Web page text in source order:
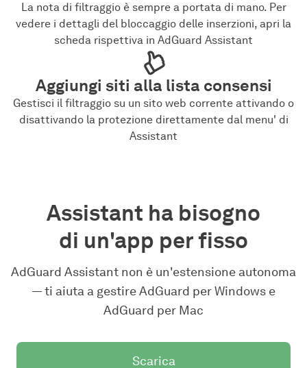
La nota di filtraggio è sempre a portata di mano. Per
vedere i dettagli del bloccaggio delle inserzioni, apri la
scheda rispettiva in AdGuard Assistant
Aggiungi siti alla lista consensi
Gestisci il filtraggio su un sito web corrente attivando o
disattivando la protezione direttamente dal menu' di
Assistant
Assistant ha bisogno
di un'app per fisso
AdGuard Assistant non è un'estensione autonoma
— ti aiuta a gestire AdGuard per Windows e
AdGuard per Mac
Scarica